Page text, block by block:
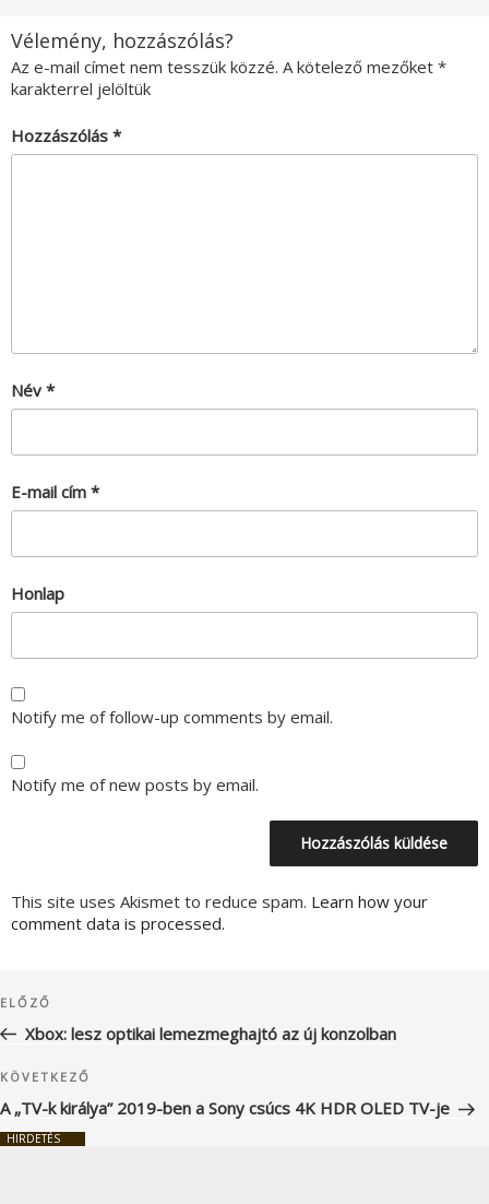
Vélemény, hozzászólás?
Az e-mail címet nem tesszük közzé. A kötelező mezőket *
karakterrel jelöltük
Hozzászólás *
Név *
E-mail cím *
Honlap
Notify me of follow-up comments by email.
Notify me of new posts by email.
This site uses Akismet to reduce spam. Learn how your
comment data is processed.
navigáció
Korábbi
bejegyzés
ELŐZŐ
Xbox: lesz optikai lemezmeghajtó az új konzolban
Következő
bejegyzés
KÖVETKEZŐ
A „TV-k királya” 2019-ben a Sony csúcs 4K HDR OLED TV-je
HIRDETÉS